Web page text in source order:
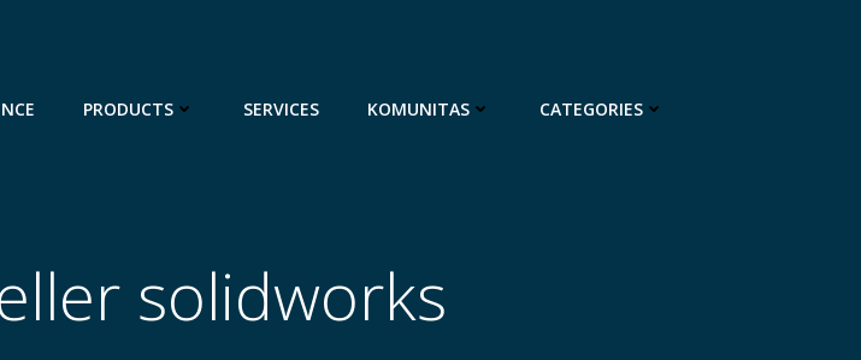
PRODUCTS SERVICES KOMUNITAS CATEGORIES
solidworks